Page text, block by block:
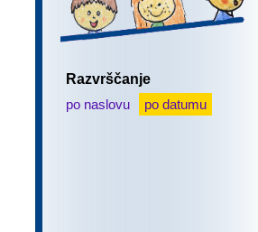
Razvrščanje
po naslovu
po datumu